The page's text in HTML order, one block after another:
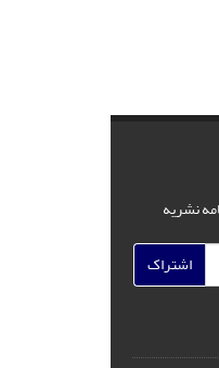
نشریه
اشتراک